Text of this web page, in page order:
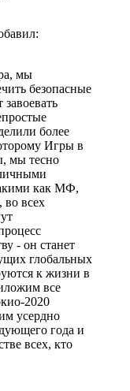
мы
безопасные
более
Игры в
мы тесно
как МФ,
всех
- он станет
глобальных
к жизни в
все
2020
усердно
года и
всех, кто